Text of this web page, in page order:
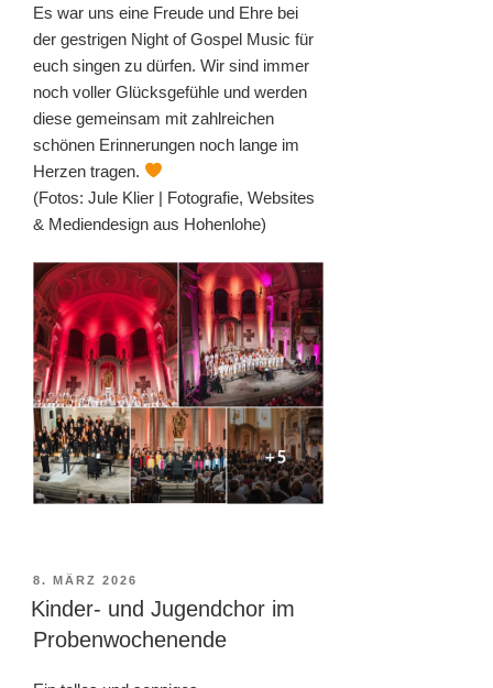
Es war uns eine Freude und Ehre bei
der gestrigen Night of Gospel Music für
euch singen zu dürfen. Wir sind immer
noch voller Glücksgefühle und werden
diese gemeinsam mit zahlreichen
schönen Erinnerungen noch lange im
Herzen tragen.
(Fotos: Jule Klier | Fotografie, Websites
& Mediendesign aus Hohenlohe)
VERÖFFENTLICHT
AM
8. MÄRZ 2026
Kinder- und Jugendchor im
Probenwochenende